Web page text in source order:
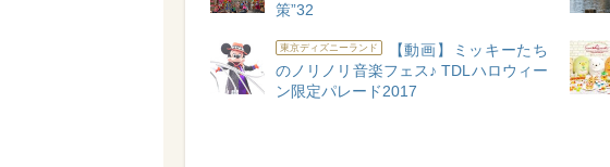
策”32
東京ディズニーランド
【動画】ミッキーたち
のノリノリ音楽フェス♪ TDLハロウィー
ン限定パレード2017